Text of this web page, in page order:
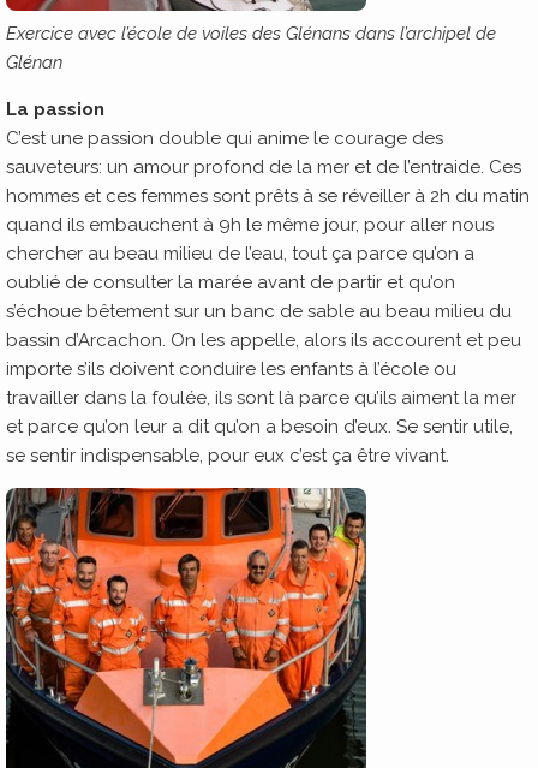
Exercice avec l’école de voiles des Glénans dans l’archipel de
Glénan
La passion
C’est une passion double qui anime le courage des
sauveteurs: un amour profond de la mer et de l’entraide. Ces
hommes et ces femmes sont prêts à se réveiller à 2h du matin
quand ils embauchent à 9h le même jour, pour aller nous
chercher au beau milieu de l’eau, tout ça parce qu’on a
oublié de consulter la marée avant de partir et qu’on
s’échoue bêtement sur un banc de sable au beau milieu du
bassin d’Arcachon. On les appelle, alors ils accourent et peu
importe s’ils doivent conduire les enfants à l’école ou
travailler dans la foulée, ils sont là parce qu’ils aiment la mer
et parce qu’on leur a dit qu’on a besoin d’eux. Se sentir utile,
se sentir indispensable, pour eux c’est ça être vivant.